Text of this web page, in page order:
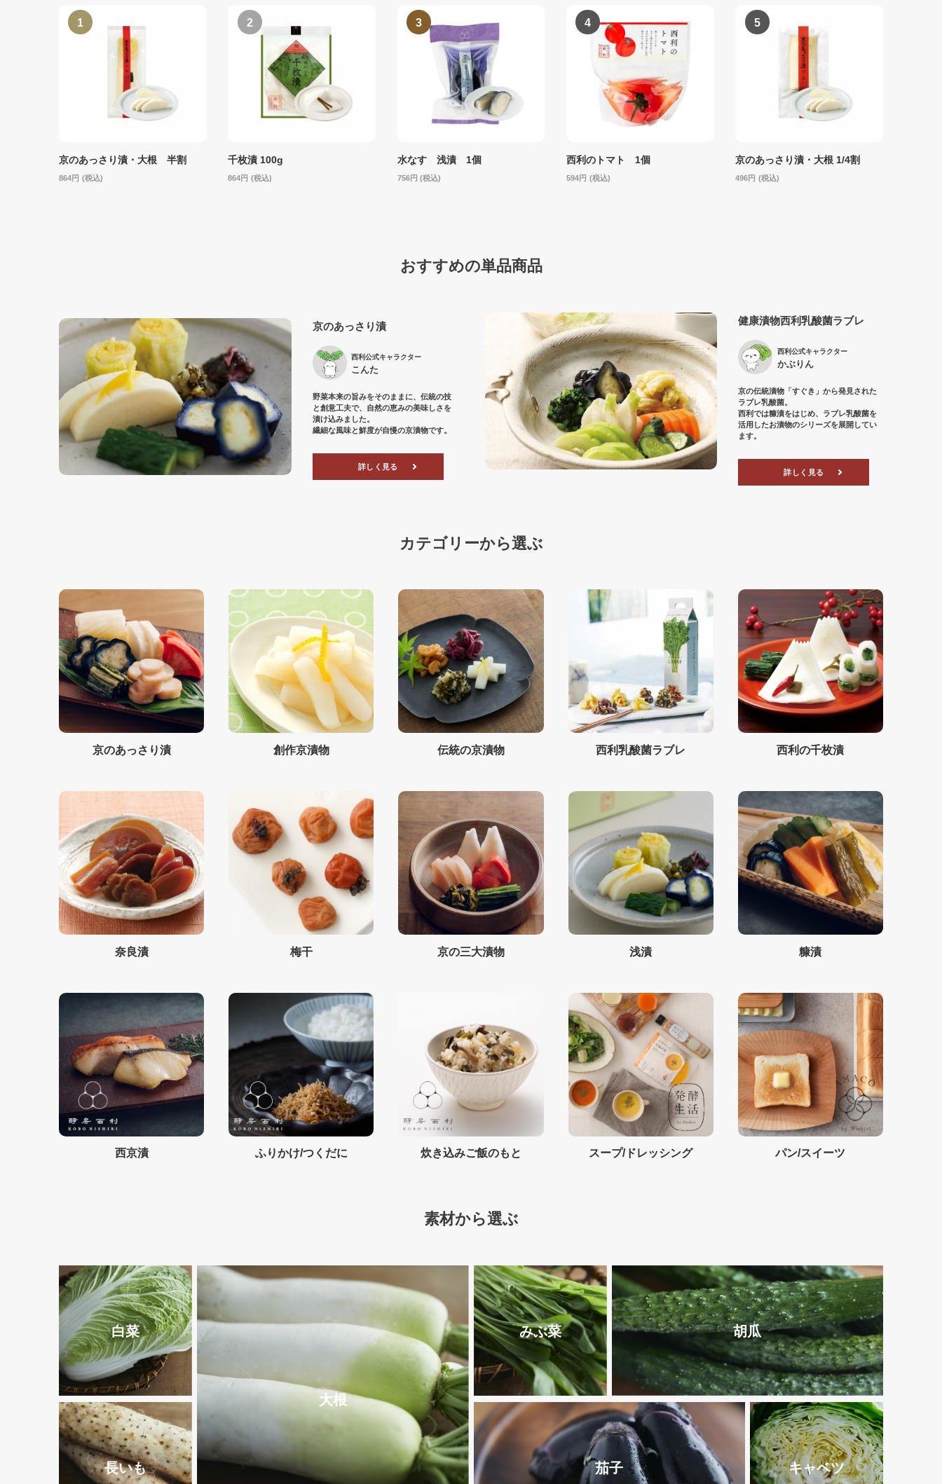
京のあっさり漬・大根 半割
864 (税込)
千枚漬 100g
864 (税込)
水なす 浅漬 1個
756 (税込)
西利のトマト 1個
594 (税込)
京のあっさり漬・大根 1/4割
496 (税込)
おすすめの単品商品
京のあっさり漬
西利公式キャラクター
こんた
野菜本来の旨みをそのままに、伝統の技
と創意工夫で、自然の恵みの美味しさを
漬け込みました。
繊細な風味と鮮度が自慢の京漬物です。
詳しく見る
健康漬物西利乳酸菌ラブレ
西利公式キャラクター
かぶりん
京の伝統漬物「すぐき」から発見された
ラブレ乳酸菌。
西利では糠漬をはじめ、ラブレ乳酸菌を
活用したお漬物のシリーズを展開してい
ます。
詳しく見る
カテゴリーから選ぶ
京のあっさり漬 創作京漬物 伝統の京漬物 西利乳酸菌ラブレ 西利の千枚漬
奈良漬 梅干 京の三大漬物 浅漬 糠漬
西京漬 ふりかけ/つくだに 炊き込みご飯のもと スープ/ドレッシング パン/スイーツ
素材から選ぶ
白菜
長いも
大根
みぶ菜
茄子
胡瓜
キャベツ